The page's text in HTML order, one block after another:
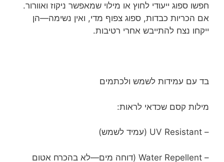
חפשו ספוג ייעודי לחוץ או מילוי שמאפשר ניקוז ואוורור.
אם הכריות כבדות, ספוג צפוף מדי, ואין נשימה—הן
ייקחו נצח להתייבש אחרי רטיבות.
בד עם עמידות לשמש ולכתמים
מילות קסם שכדאי לראות:
– UV Resistant (עמיד לשמש)
– Water Repellent (דוחה מים—לא בהכרח אטום